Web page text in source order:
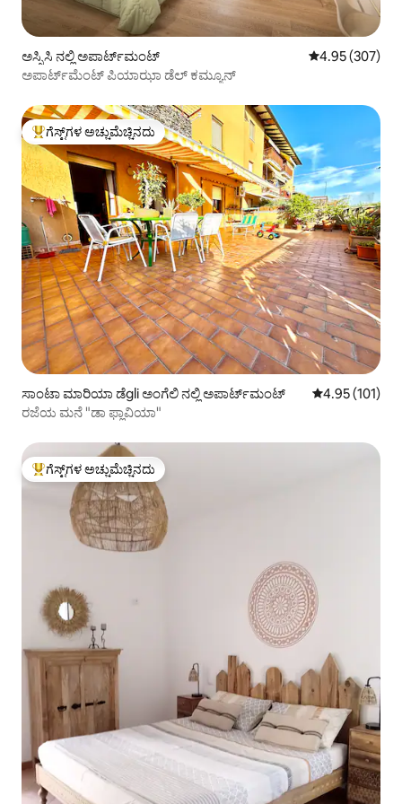
ಅಸ್ಸಿಸಿ ನಲ್ಲಿ ಅಪಾರ್ಟ್‌ಮಂಟ್ 5 ರಲ್ಲಿ 4.95
4.95 (307)
ಅಪಾರ್ಟ್‌ಮೆಂಟ್ ಪಿಯಾಝಾ ಡೆಲ್ ಕಮ್ಯೂನ್
ಗೆಸ್ಟ್‌ಗಳಿಗೆ ಅತಿ ಹೆಚ್ಚು ಅಚ್ಚುಮೆಚ್ಚಿನದು
ಗೆಸ್ಟ್‌ಗಳ ಅಚ್ಚುಮೆಚ್ಚಿನದು
ಸಾಂಟಾ ಮಾರಿಯಾ ಡೆgli ಅಂಗೆಲಿ ನಲ್ಲಿ ಅಪಾರ್ಟ್‌ಮಂಟ್ 5 ರಲ್ಲಿ 4.95
4.95 (101)
ರಜೆಯ ಮನೆ "ಡಾ ಫ್ಲಾವಿಯಾ"
ಗೆಸ್ಟ್‌ಗಳಿಗೆ ಅತಿ ಹೆಚ್ಚು ಅಚ್ಚುಮೆಚ್ಚಿನದು
ಗೆಸ್ಟ್‌ಗಳ ಅಚ್ಚುಮೆಚ್ಚಿನದು